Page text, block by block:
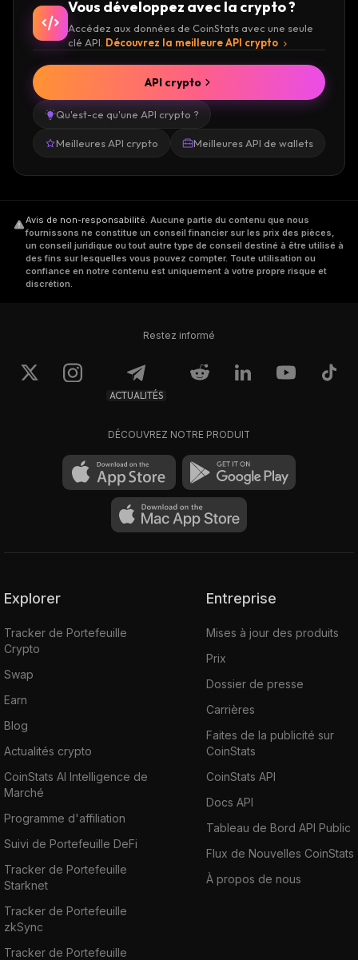
Vous développez avec la crypto ?
Accédez aux données de CoinStats avec une seule
clé API. Découvrez la meilleure API crypto
Qu'est-ce qu'une API crypto ?
Meilleures API crypto Meilleures API de wallets
API crypto
Avis de non-responsabilité. Aucune partie du contenu que nous
fournissons ne constitue un conseil financier sur les prix des pièces,
un conseil juridique ou tout autre type de conseil destiné à être utilisé à
des fins sur lesquelles vous pouvez compter. Toute utilisation ou
confiance en notre contenu est uniquement à votre propre risque et
discrétion.
Restez informé
ACTUALITÉS
DÉCOUVREZ NOTRE PRODUIT
Explorer
Tracker de Portefeuille
Crypto
Swap
Earn
Blog
Actualités crypto
CoinStats AI Intelligence de
Marché
Programme d'affiliation
Suivi de Portefeuille DeFi
Tracker de Portefeuille
Starknet
Tracker de Portefeuille
zkSync
Tracker de Portefeuille
Entreprise
Mises à jour des produits
Prix
Dossier de presse
Carrières
Faites de la publicité sur
CoinStats
CoinStats API
Docs API
Tableau de Bord API Public
Flux de Nouvelles CoinStats
À propos de nous